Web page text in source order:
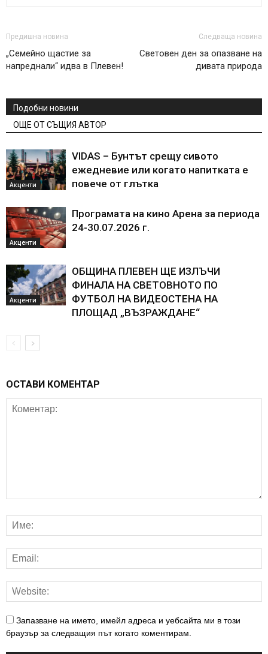
Предишна новина
„Семейно щастие за
напреднали“ идва в Плевен!
Следваща новина
Световен ден за опазване на
дивата природа
Подобни новини
ОЩЕ ОТ СЪЩИЯ АВТОР
Акценти
VIDAS – Бунтът срещу сивото
ежедневие или когато напитката е
повече от глътка
Акценти
Програмата на кино Арена за периода
24-30.07.2026 г.
Акценти
ОБЩИНА ПЛЕВЕН ЩЕ ИЗЛЪЧИ
ФИНАЛА НА СВЕТОВНОТО ПО
ФУТБОЛ НА ВИДЕОСТЕНА НА
ПЛОЩАД „ВЪЗРАЖДАНЕ“
ОСТАВИ КОМЕНТАР
Запазване на името, имейл адреса и уебсайта ми в този
браузър за следващия път когато коментирам.